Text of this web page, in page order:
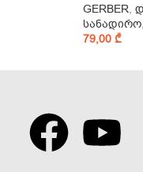
GERBER,
სანადირო,
79,00 ₾